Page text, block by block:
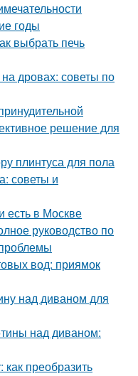
годы
выбрать печь
дровах: советы по
решение для
плинтуса для пола
советы и
есть в Москве
руководство по
вод: приямок
над диваном для
над диваном:
преобразить